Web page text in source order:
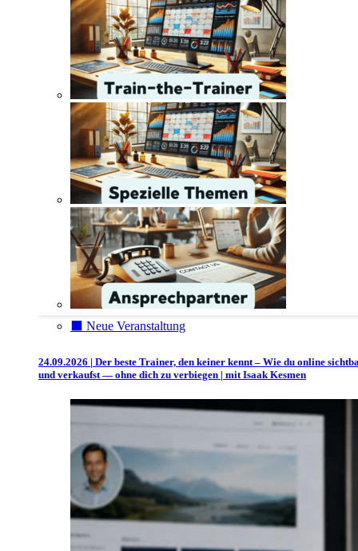
⬛️ Neue Veranstaltung
24.09.2026 | Der beste Trainer, den keiner kennt – Wie du online
und verkaufst — ohne dich zu verbiegen | mit Isaak Kesmen